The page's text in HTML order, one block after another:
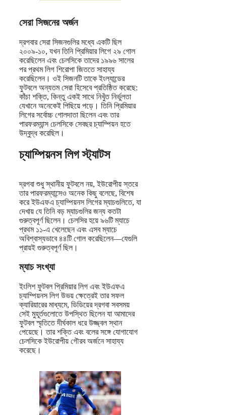
সেরা সিজনের অর্জন
দ্রগবার সেরা সিজনগুলির মধ্যে একটি ছিল
২০০৯-১০, যখন তিনি প্রিমিয়ার লিগে ২৯ গোল
করেছিলেন এবং চেলসিকে তাদের ১৯৯৬ সালের
পর প্রথম লিগ শিরোপা জিততে সাহায্য
করেছিলেন। ওই সিজনটি তাকে ইংল্যান্ডের
ফুটবলে অন্যতম সেরা হিসেবে প্রতিষ্ঠিত করেছে:
কাঁচা শক্তি, কিন্তু একই সাথে নিখুঁত নির্ভুলতা
যেখানে অনেকেই পিছিয়ে পড়ে। তিনি প্রিমিয়ার
লিগের সর্বোচ্চ গোলদাতা ছিলেন এবং তার
পারফরম্যান্স চেলসিকে সেবছর চ্যাম্পিয়ন হতে
উদ্বুদ্ধ করেছিল।
চ্যাম্পিয়নস লিগ স্ট্যাটস
দ্রগবা শুধু স্থানীয় ফুটবলে নয়, ইউরোপীয় স্তরে
তার পারফরম্যান্সেও অনেক কিছু বলেছে, বিশেষ
করে ইউএফএ চ্যাম্পিয়নস লিগের ম্যাচগুলিতে, যা
দেখায় যে তিনি বড় ম্যাচগুলির জন্য কতটা
গুরুত্বপূর্ণ ছিলেন। চেলসির হয়ে ৯৬টি ম্যাচে
প্রথম ১১-এ খেলেছেন এবং এসব ম্যাচে
অবিশ্বাস্যভাবে ৪৪টি গোল করেছিলেন—যেগুলি
প্রায়ই গুরুত্বপূর্ণ ছিল।
ম্যাচ সংখ্যা
ইংলিশ ফুটবল প্রিমিয়ার লিগ এবং ইউএফএ
চ্যাম্পিয়নস লিগ উভয় ক্ষেত্রেই তার সফল
ক্যারিয়ারের মাধ্যমে, ডিডিয়ের দ্রগবা সবসময়
সেই মুহূর্তগুলোতে উপস্থিত ছিলেন যা আমাদের
ফুটবল স্মৃতিতে দীর্ঘকাল ধরে উজ্জ্বল স্থান
পেয়েছে। তার শক্তি এবং বলের সঙ্গে যোগাযোগ
চেলসিকে ইউরোপীয় গৌরব অর্জনে সাহায্য
করেছে।